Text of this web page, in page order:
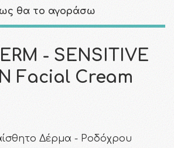
θα το αγοράσω
- SENSITIVE
Facial Cream
Δέρμα - Ροδόχρου